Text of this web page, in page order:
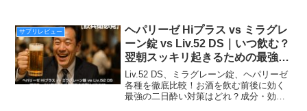
サプリレビュー
ヘパリーゼ Hiプラス vs ミラグレ
ーン錠 vs Liv.52 DS｜いつ飲む？
翌朝スッキリ起きるための最強の
相棒はどれだ!?
Liv.52 DS、ミラグレーン錠、ヘパリーゼ
各種を徹底比較！お酒を飲む前後に効く
最強の二日酔い対策はどれ？成分・効